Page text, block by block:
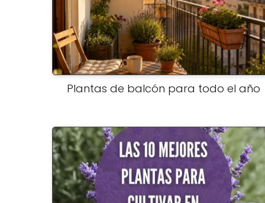
Plantas de balcón para todo el año